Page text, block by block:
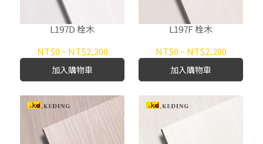
L197D 栓木
NT$0~NT$2,200
加入購物車
L197F 栓木
NT$0~NT$2,200
加入購物車